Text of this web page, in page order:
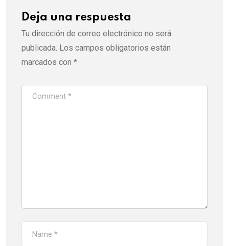
Deja una respuesta
Tu dirección de correo electrónico no será
publicada. Los campos obligatorios están
marcados con *